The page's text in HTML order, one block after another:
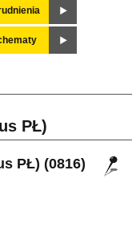
PŁ)
PŁ) (0816)